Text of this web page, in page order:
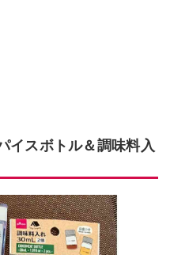
イスボトル＆調味料入